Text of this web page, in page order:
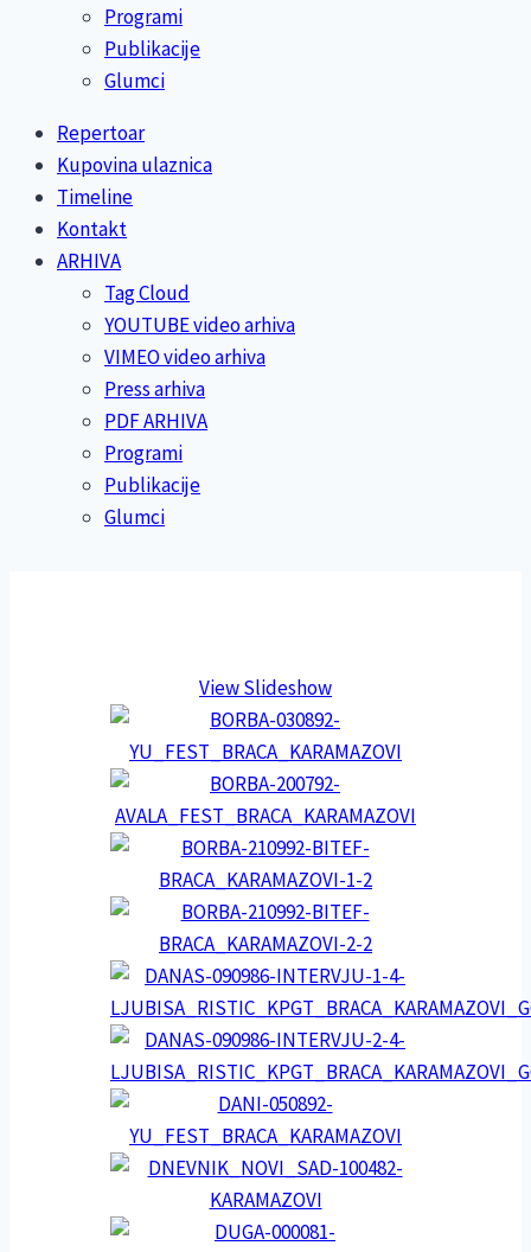
Programi
Publikacije
Glumci
Repertoar
Kupovina ulaznica
Timeline
Kontakt
ARHIVA
Tag Cloud
YOUTUBE video arhiva
VIMEO video arhiva
Press arhiva
PDF ARHIVA
Programi
Publikacije
Glumci
View Slideshow